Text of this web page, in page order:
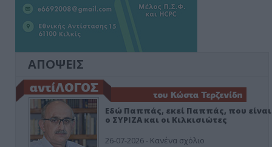
ΑΠΟΨΕΙΣ
Εδώ Παππάς, εκεί Παππάς, που είναι
ο ΣΥΡΙΖΑ και οι Κιλκισιώτες
26-07-2026 - Κανένα σχόλιο